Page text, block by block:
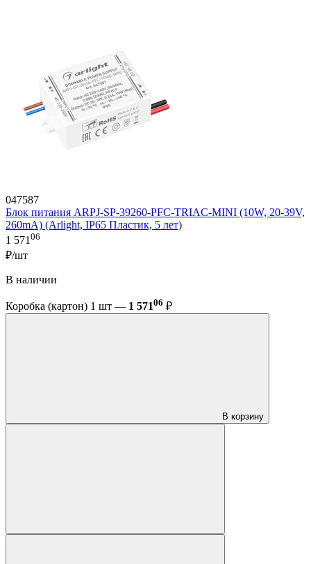
047587
Блок питания ARPJ-SP-39260-PFC-TRIAC-MINI (10W, 20-39V,
260mA) (Arlight, IP65 Пластик, 5 лет)
1 57106
₽/шт
В наличии
Коробка (картон) 1 шт — 1 57106 ₽
В корзину